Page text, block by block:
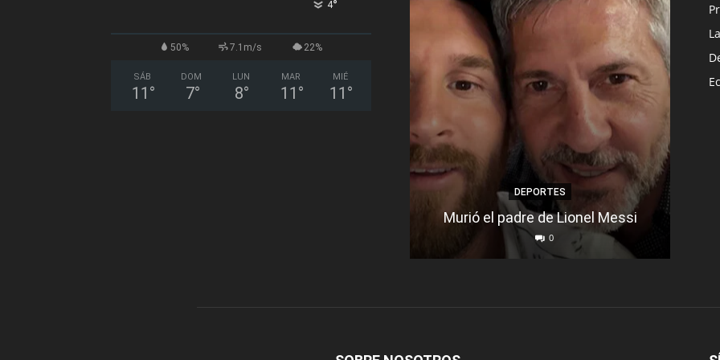
4°
50% 7.1m/s 22%
SÁB
11 °
DOM
7°
LUN
8°
MAR
11 °
MIÉ
11 °
DEPORTES
Murió el padre de Lionel Messi
0